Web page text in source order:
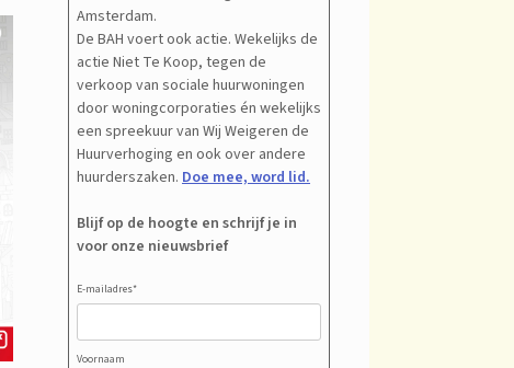
Amsterdam.
De BAH voert ook actie. Wekelijks de
actie Niet Te Koop, tegen de
verkoop van sociale huurwoningen
door woningcorporaties én wekelijks
een spreekuur van Wij Weigeren de
Huurverhoging en ook over andere
huurderszaken.Doe mee, word lid.
Blijf op de hoogte en schrijf je in
voor onze nieuwsbrief
E-mailadres*
Voornaam